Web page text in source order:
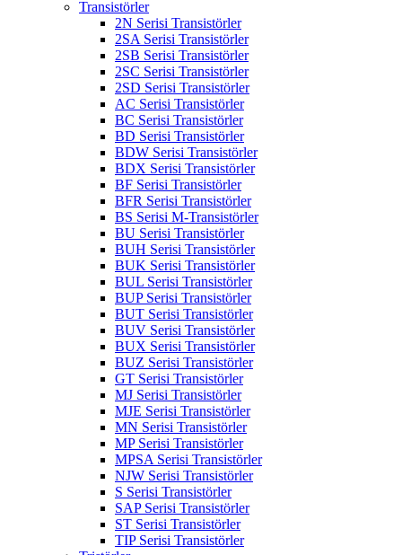
Transistörler
2N Serisi Transistörler
2SA Serisi Transistörler
2SB Serisi Transistörler
2SC Serisi Transistörler
2SD Serisi Transistörler
AC Serisi Transistörler
BC Serisi Transistörler
BD Serisi Transistörler
BDW Serisi Transistörler
BDX Serisi Transistörler
BF Serisi Transistörler
BFR Serisi Transistörler
BS Serisi M-Transistörler
BU Serisi Transistörler
BUH Serisi Transistörler
BUK Serisi Transistörler
BUL Serisi Transistörler
BUP Serisi Transistörler
BUT Serisi Transistörler
BUV Serisi Transistörler
BUX Serisi Transistörler
BUZ Serisi Transistörler
GT Serisi Transistörler
MJ Serisi Transistörler
MJE Serisi Transistörler
MN Serisi Transistörler
MP Serisi Transistörler
MPSA Serisi Transistörler
NJW Serisi Transistörler
S Serisi Transistörler
SAP Serisi Transistörler
ST Serisi Transistörler
TIP Serisi Transistörler